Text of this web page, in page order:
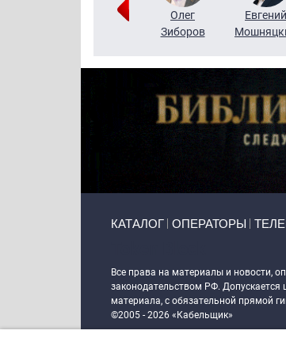
Григорий
Олег
Зиборов
Евгений
КАТАЛОГ ОПЕРАТОРЫ
Все права на материалы и новости,
законодательством РФ. Допускается
материала, с обязательной прямой
©2005 - 2026 «Кабельщик»